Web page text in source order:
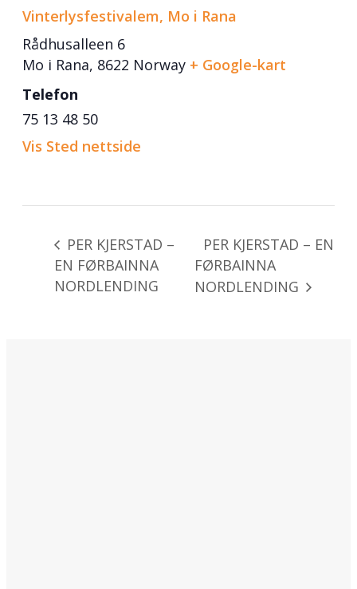
Vinterlysfestivalem, Mo i Rana
Rådhusalleen 6
Mo i Rana, 8622 Norway + Google-kart
Telefon
75 13 48 50
Vis Sted nettside
PER KJERSTAD –
EN FØRBAINNA
NORDLENDING
PER KJERSTAD – EN
FØRBAINNA
NORDLENDING